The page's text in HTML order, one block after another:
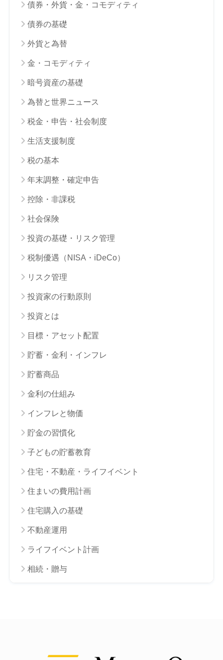
債券・外貨・金・コモディティ
債券の基礎
外貨と為替
金・コモディティ
暗号資産の基礎
為替と世界ニュース
税金・申告・社会制度
生活支援制度
税の基本
年末調整・確定申告
控除・非課税
社会保険
投資の基礎・リスク管理
税制優遇（NISA・iDeCo）
リスク管理
投資家の行動原則
投資とは
目標・アセット配置
貯蓄・金利・インフレ
貯蓄商品
金利の仕組み
インフレと物価
貯金の習慣化
子どもの貯蓄教育
住宅・不動産・ライフイベント
住まいの費用計画
住宅購入の基礎
不動産運用
ライフイベント計画
相続・贈与